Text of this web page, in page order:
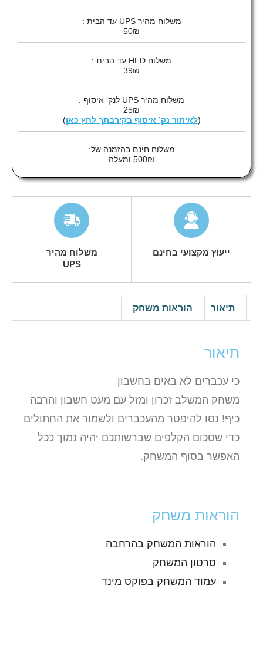
משלוח מהיר UPS עד הבית :
50₪
משלוח HFD עד הבית :
39₪
משלוח מהיר UPS לנק’ איסוף :
25₪
(לאיתור נק’ איסוף בקירבתך לחץ כאן)
משלוח חינם בהזמנה של:
500₪ ומעלה
ייעוץ מקצועי בחינם
משלוח מהיר
UPS
תיאור הוראות משחק
תיאור
כי עכברים לא באים בחשבון
משחק המשלב זכרון ומזל עם מעט חשבון והרבה
כיף! נסו להיפטר מהעכברים ולשמור את החתולים
כדי שסכום הקלפים שברשותכם יהיה נמוך ככל
האפשר בסוף המשחק.
הוראות משחק
הוראות המשחק בהרחבה
סרטון המשחק
עמוד המשחק בפוקס מינד